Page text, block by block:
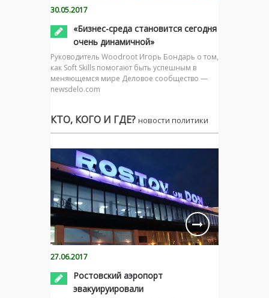
30.05.2017
«Бизнес-среда становится сегодня
очень динамичной»
Руководитель Woodroot Игорь Бондарь о том,
как Soft Skills помогают быть успешным в
меняющемся мире Деловое сообщество —
newsdelo.com
КТО, КОГО И ГДЕ? новости политики
27.06.2017
Ростовский аэропорт
эвакуируировали